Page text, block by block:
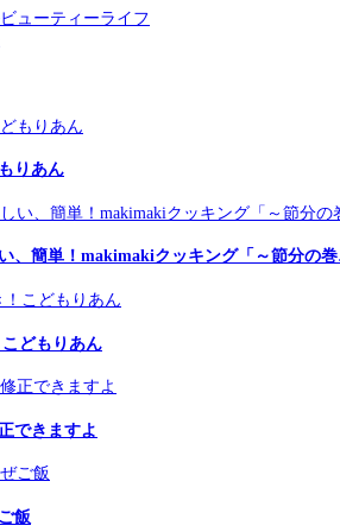
ューティーライフ
りあん
、簡単！makimakiクッキング「～節分の
どもりあん
できますよ
飯